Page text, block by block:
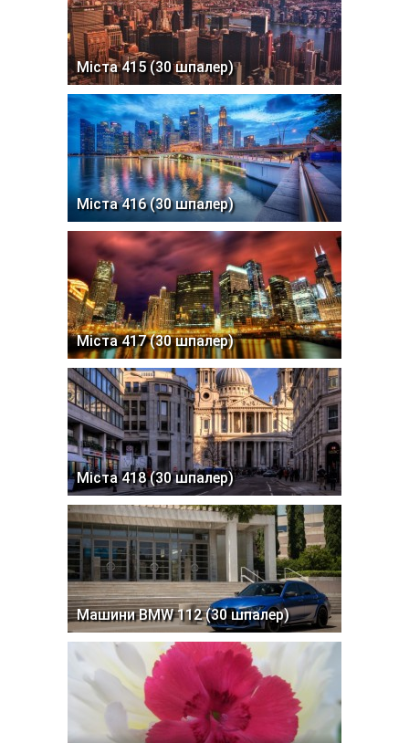
Міста 415 (30 шпалер)
Міста 416 (30 шпалер)
Міста 417 (30 шпалер)
Міста 418 (30 шпалер)
Машини BMW 112 (30 шпалер)